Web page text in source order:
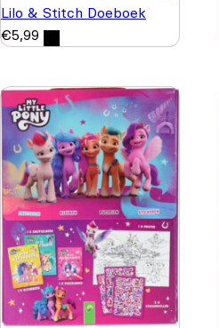
Lilo & Stitch Doeboek
€5,99